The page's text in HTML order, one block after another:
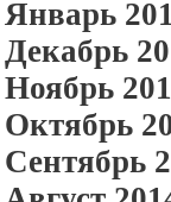
Январь
Декабрь
Ноябрь
Октябрь
Сентябрь